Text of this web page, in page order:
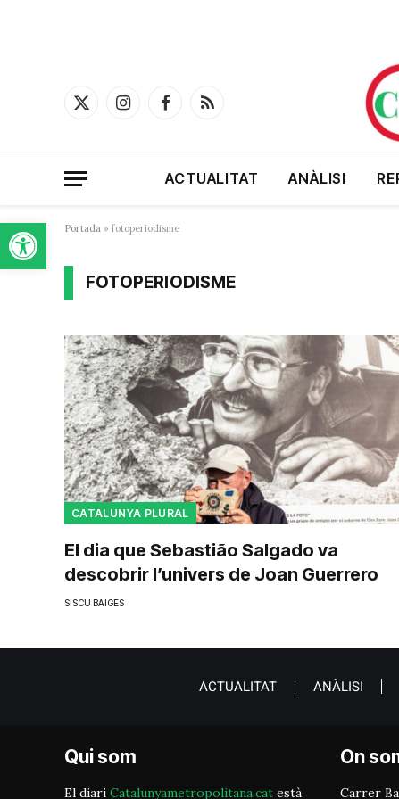
Obre la barra d'eines
X
InstagramFacebookRSS
ACTUALITAT ANÀLISI
Portada » fotoperiodisme
FOTOPERIODISME
CATALUNYA PLURAL
El dia que Sebastião Salgado va
descobrir l’univers de Joan Guerrero
SISCU BAIGES
ACTUALITAT ANÀLISI
Qui som
El diari Catalunyametropolitana.cat està
On
Carrer